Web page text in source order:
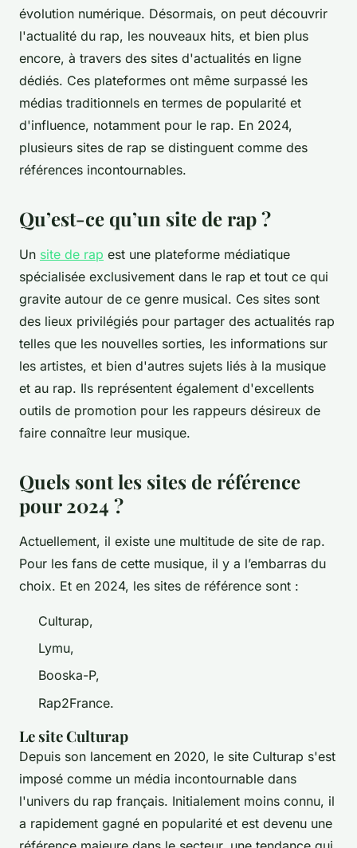
évolution numérique. Désormais, on peut découvrir
l'actualité du rap, les nouveaux hits, et bien plus
encore, à travers des sites d'actualités en ligne
dédiés. Ces plateformes ont même surpassé les
médias traditionnels en termes de popularité et
d'influence, notamment pour le rap. En 2024,
plusieurs sites de rap se distinguent comme des
références incontournables.
Qu’est-ce qu’un site de rap ?
Un site de rap est une plateforme médiatique
spécialisée exclusivement dans le rap et tout ce qui
gravite autour de ce genre musical. Ces sites sont
des lieux privilégiés pour partager des actualités rap
telles que les nouvelles sorties, les informations sur
les artistes, et bien d'autres sujets liés à la musique
et au rap. Ils représentent également d'excellents
outils de promotion pour les rappeurs désireux de
faire connaître leur musique.
Quels sont les sites de référence
pour 2024 ?
Actuellement, il existe une multitude de site de rap.
Pour les fans de cette musique, il y a l’embarras du
choix. Et en 2024, les sites de référence sont :
Culturap,
Lymu,
Booska-P,
Rap2France.
Le site Culturap
Depuis son lancement en 2020, le site Culturap s'est
imposé comme un média incontournable dans
l'univers du rap français. Initialement moins connu, il
a rapidement gagné en popularité et est devenu une